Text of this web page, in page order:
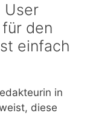
User
den
einfach
in
diese